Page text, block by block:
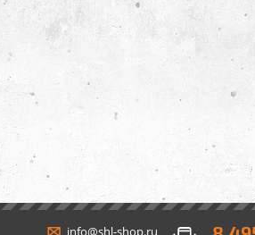
info@shl-shop.ru